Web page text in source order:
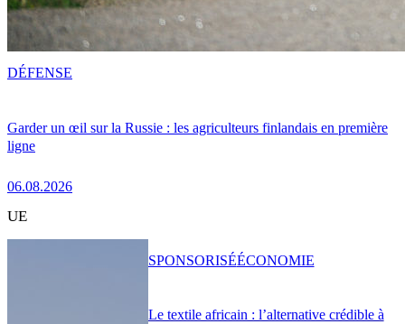
Garder un œil sur la Russie : les agriculteurs finlandais en première
ligne
06.08.2026
DÉFENSE
UE
Le textile africain : l’alternative crédible à
SPONSORISÉÉCONOMIE